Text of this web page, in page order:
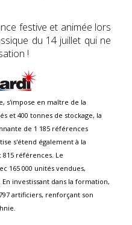
festive et animée lors
du 14 juillet qui ne
!
s'impose en maître de la
et 400 tonnes de stockage, la
de 1 185 références
s'étend également à la
815 références. Le
165 000 unités vendues,
investissant dans la formation,
artificiers, renforçant son